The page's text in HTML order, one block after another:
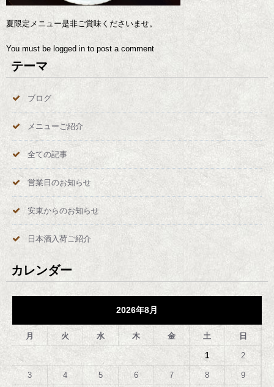
夏限定メニュー是非ご賞味くださいませ。
You must be logged in to post a comment
テーマ
ブログ
メニューご紹介
全ての記事
営業日のお知らせ
安東からのお知らせ
日本酒入荷ご紹介
カレンダー
2026年8月
月 火 水 木 金 土 日
1 2
3 4 5 6 7 8 9